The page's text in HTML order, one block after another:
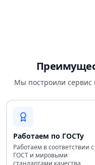
Мы построили сервис
Работаем по ГОСТу
Работаем в соответствии с
ГОСТ и мировыми